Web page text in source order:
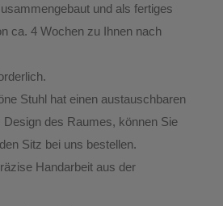
und als fertiges
ca. 4 Wochen zu Ihnen nach
Stuhl hat einen austauschbaren
Design des Raumes, können Sie
Sitz bei uns bestellen.
Handarbeit aus der